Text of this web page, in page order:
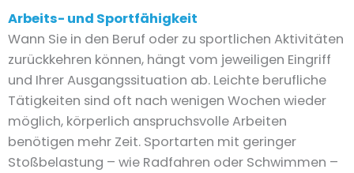
Arbeits- und Sportfähigkeit
Wann Sie in den Beruf oder zu sportlichen Aktivitäten
zurückkehren können, hängt vom jeweiligen Eingriff
und Ihrer Ausgangssituation ab. Leichte berufliche
Tätigkeiten sind oft nach wenigen Wochen wieder
möglich, körperlich anspruchsvolle Arbeiten
benötigen mehr Zeit. Sportarten mit geringer
Stoßbelastung – wie Radfahren oder Schwimmen –